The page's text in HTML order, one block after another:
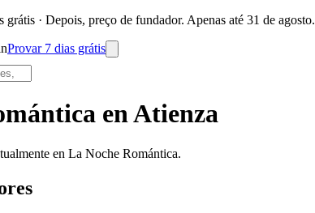
grátis · Depois, preço de fundador. Apenas até 31 de agosto.
Provar 7 dias grátis
enAtienza
en La Noche Romántica.